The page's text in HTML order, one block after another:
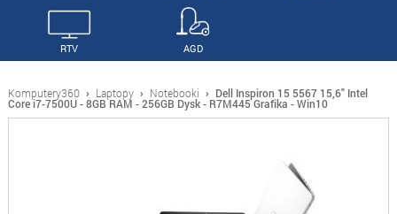
RTV AGD
Komputery360 › Laptopy › Notebooki › Dell Inspiron 15 5567 15,6" Intel
Core i7-7500U - 8GB RAM - 256GB Dysk - R7M445 Grafika - Win10